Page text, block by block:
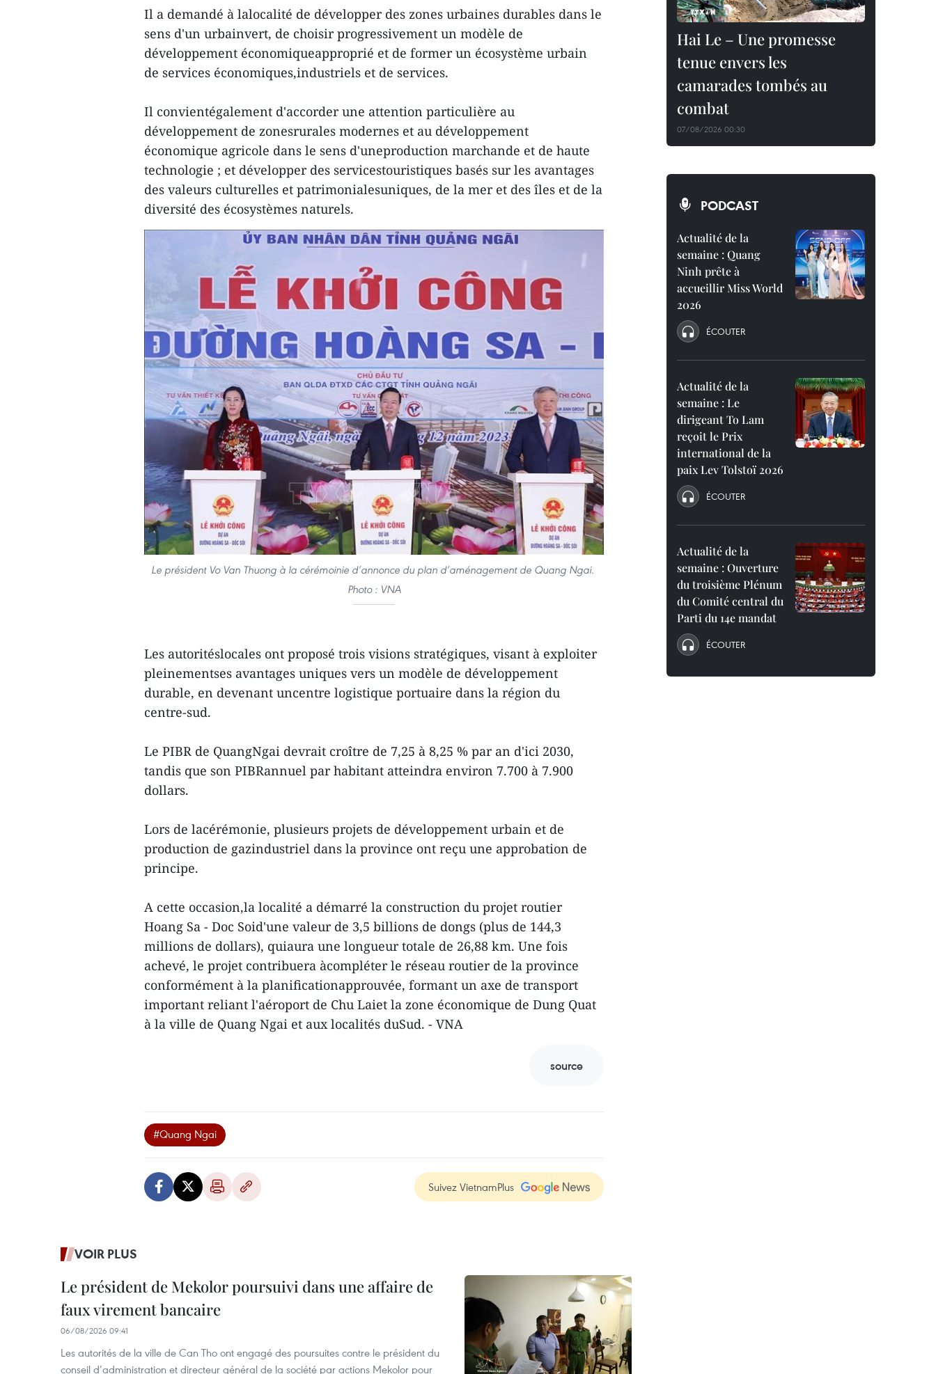
Il a demandé à lalocalité de développer des zones urbaines durables dans le
sens d'un urbainvert, de choisir progressivement un modèle de
développement économiqueapproprié et de former un écosystème urbain
de services économiques,industriels et de services.
Il convientégalement d'accorder une attention particulière au
développement de zonesrurales modernes et au développement
économique agricole dans le sens d'uneproduction marchande et de haute
technologie ; et développer des servicestouristiques basés sur les avantages
des valeurs culturelles et patrimonialesuniques, de la mer et des îles et de la
diversité des écosystèmes naturels.
Le président Vo Van Thuong à la cérémoinie d’annonce du plan d’aménagement de Quang Ngai.
Photo : VNA
Les autoritéslocales ont proposé trois visions stratégiques, visant à exploiter
pleinementses avantages uniques vers un modèle de développement
durable, en devenant uncentre logistique portuaire dans la région du
centre-sud.
Le PIBR de QuangNgai devrait croître de 7,25 à 8,25 % par an d'ici 2030,
tandis que son PIBRannuel par habitant atteindra environ 7.700 à 7.900
dollars.
Lors de lacérémonie, plusieurs projets de développement urbain et de
production de gazindustriel dans la province ont reçu une approbation de
principe.
A cette occasion,la localité a démarré la construction du projet routier
Hoang Sa - Doc Soid'une valeur de 3,5 billions de dongs (plus de 144,3
millions de dollars), quiaura une longueur totale de 26,88 km. Une fois
achevé, le projet contribuera àcompléter le réseau routier de la province
conformément à la planificationapprouvée, formant un axe de transport
important reliant l'aéroport de Chu Laiet la zone économique de Dung Quat
à la ville de Quang Ngai et aux localités duSud. - VNA
source
#Quang Ngai
Suivez VietnamPlus
VOIR PLUS
Le président de Mekolor poursuivi dans une affaire de
faux virement bancaire
06/08/2026 09:41
Les autorités de la ville de Can Tho ont engagé des poursuites contre le président du
conseil d’administration et directeur général de la société par actions Mekolor pour
Hai Le – Une promesse
tenue envers les
camarades tombés au
combat
07/08/2026 00:30
PODCAST
Actualité de la
semaine : Quang
Ninh prête à
accueillir Miss World
2026
ÉCOUTER
Actualité de la
semaine : Le
dirigeant To Lam
reçoit le Prix
international de la
paix Lev Tolstoï 2026
ÉCOUTER
Actualité de la
semaine : Ouverture
du troisième Plénum
du Comité central du
Parti du 14e mandat
ÉCOUTER